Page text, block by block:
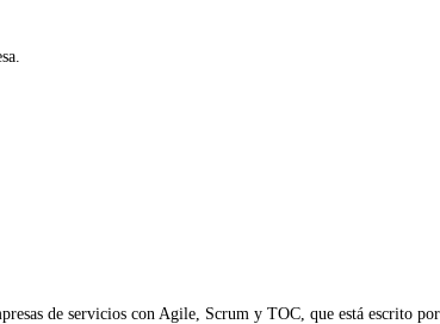
de servicios con Agile, Scrum y TOC, que está escrito por